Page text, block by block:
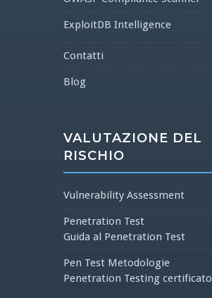
ExploitDB Intelligence
Contatti
Blog
VALUTAZIONE DEL
RISCHIO
Vulnerability Assessment
Penetration Test
Guida al Penetration Test
Pen Test Metodologie
Penetration Testing certificato